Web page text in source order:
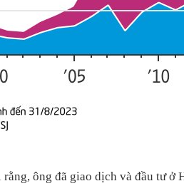
ông đã giao dịch và đầu tư ở